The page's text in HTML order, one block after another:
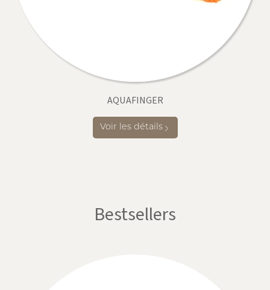
AQUAFINGER
Voir les détails
Bestsellers